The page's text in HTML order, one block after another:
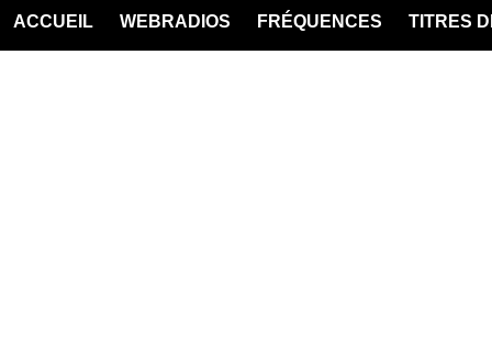
ACCUEIL WEBRADIOS FRÉQUENCES TITRES